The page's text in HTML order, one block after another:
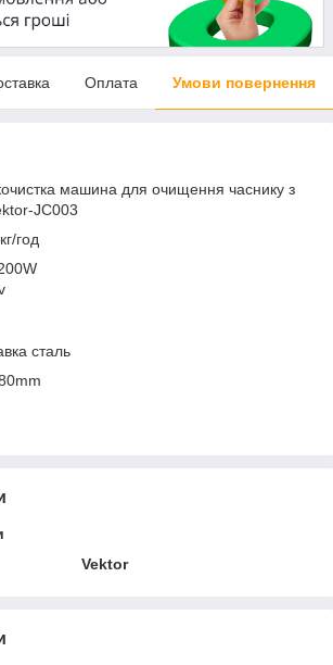
Оплата Умови повернення
машина для очищення часнику з
JC003
год
сталь
Vektor